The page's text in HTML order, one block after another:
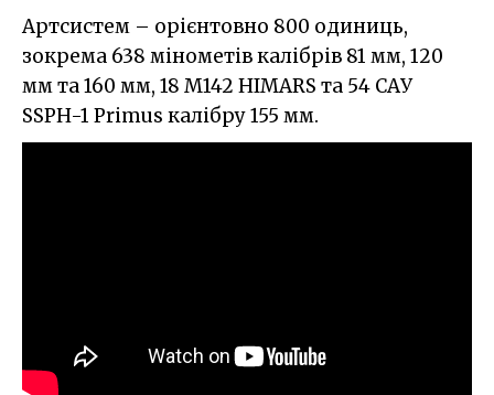
Артсистем – орієнтовно 800 одиниць,
зокрема 638 мінометів калібрів 81 мм, 120
мм та 160 мм, 18 M142 HIMARS та 54 САУ
SSPH-1 Primus калібру 155 мм.